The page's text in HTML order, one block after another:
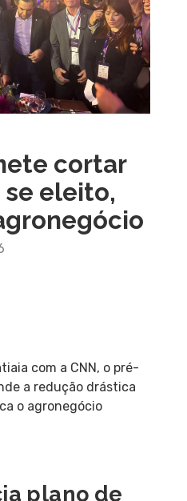
cortar
eleito,
com a CNN, o pré-
a redução drástica
o agronegócio
plano de